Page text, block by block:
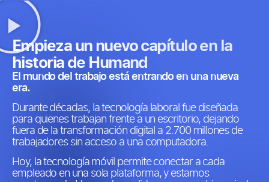
Empieza un nuevo capítulo en la
historia de Humand
El mundo del trabajo está entrando en una nueva
era.
Durante décadas, la tecnología laboral fue diseñada
para quienes trabajan frente a un escritorio, dejando
fuera de la transformación digital a 2.700 millones de
trabajadores sin acceso a una computadora.
Hoy, la tecnología móvil permite conectar a cada
empleado en una sola plataforma, y estamos